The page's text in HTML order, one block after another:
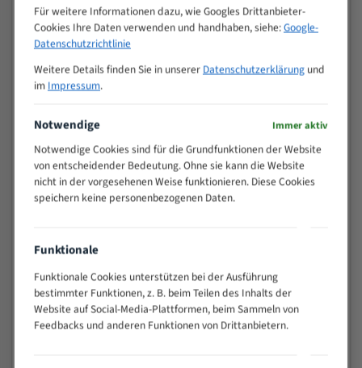
M (mm)
Zoll (ZpZ))
>
25
10/14
15 - 40
8/12
25 - 50
50 - 120
80 - 180
3/4
130 -
350
2/3
200 -
> 500
0,75/1,25
Vorteile:
Für weitere Informationen dazu, wie Googles Drittanbieter-
Cookies Ihre Daten verwenden und handhaben, siehe:Google-
Datenschutzrichtlinie
Weitere Details finden Sie in unserer Datenschutzerklärungund
im Impressum.
Notwendige Immer aktiv
Notwendige Cookies sind für die Grundfunktionen der Website
von entscheidender Bedeutung. Ohne sie kann die Website
nicht in der vorgesehenen Weise funktionieren. Diese Cookies
speichern keine personenbezogenen Daten.
Funktionale
Funktionale Cookies unterstützen bei der Ausführung
bestimmter Funktionen, z. B. beim Teilen des Inhalts der
Website auf Social-Media-Plattformen, beim Sammeln von
Feedbacks und anderen Funktionen von Drittanbietern.